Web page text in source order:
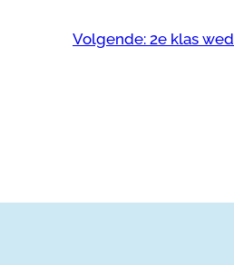
Volgende: 2e klas